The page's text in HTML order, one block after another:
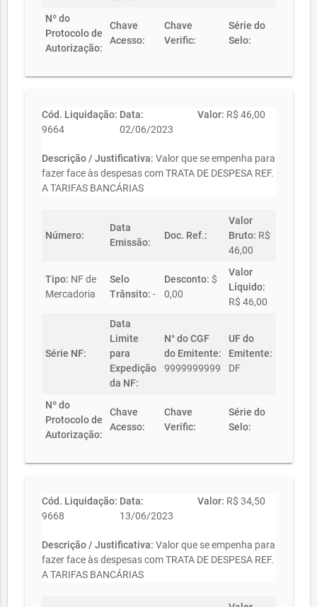
Nº do
Protocolo de
Autorização:
Chave
Acesso:
Chave
Verific:
Série do
Selo:
Cód. Liquidação:
9664
Data:
02/06/2023
Valor: R$ 46,00
Descrição / Justificativa: Valor que se empenha para
fazer face às despesas com TRATA DE DESPESA REF.
A TARIFAS BANCÁRIAS
Número:
Data
Emissão:
Doc. Ref.:
Valor
Bruto: R$
46,00
Tipo: NF de
Mercadoria
Selo
Trânsito: -
Desconto: $
0,00
Valor
Líquido:
R$ 46,00
Série NF:
Data
Limite
para
Expedição
da NF:
N° do CGF
do Emitente:
9999999999
UF do
Emitente:
DF
Nº do
Protocolo de
Autorização:
Chave
Acesso:
Chave
Verific:
Série do
Selo:
Cód. Liquidação:
9668
Data:
13/06/2023
Valor: R$ 34,50
Descrição / Justificativa: Valor que se empenha para
fazer face às despesas com TRATA DE DESPESA REF.
A TARIFAS BANCÁRIAS